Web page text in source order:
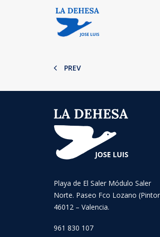
PREV
Playa de El Saler Módulo Saler
Norte. Paseo Fco Lozano
46012 – Valencia.
961 830 107